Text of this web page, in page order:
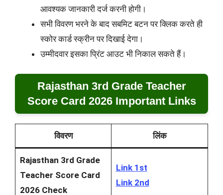
आवश्यक जानकारी दर्ज करनी होगी।
सभी विवरण भरने के बाद सबमिट बटन पर क्लिक करते ही
स्कोर कार्ड स्क्रीन पर दिखाई देगा।
उम्मीदवार इसका प्रिंट आउट भी निकाल सकते हैं।
Rajasthan 3rd Grade Teacher
Score Card 2026 Important Links
विवरण लिंक
Rajasthan 3rd Grade
Teacher Score Card
2026 Check
Link 1st
Link 2nd